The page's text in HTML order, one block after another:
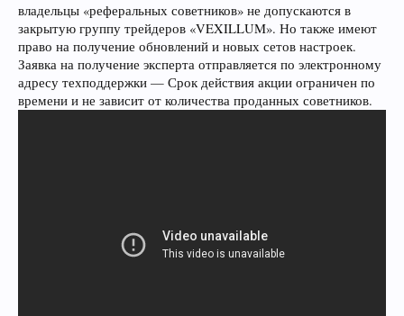
владельцы «реферальных советников» не допускаются в
закрытую группу трейдеров «VEXILLUM». Но также имеют
право на получение обновлений и новых сетов настроек.
Заявка на получение эксперта отправляется по электронному
адресу техподдержки — Срок действия акции ограничен по
времени и не зависит от количества проданных советников.